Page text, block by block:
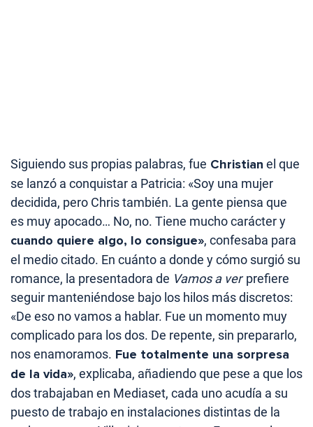
Siguiendo sus propias palabras, fue Christian el que
se lanzó a conquistar a Patricia: «Soy una mujer
decidida, pero Chris también. La gente piensa que
es muy apocado… No, no. Tiene mucho carácter y
cuando quiere algo, lo consigue», confesaba para
el medio citado. En cuánto a donde y cómo surgió su
romance, la presentadora de Vamos a verprefiere
seguir manteniéndose bajo los hilos más discretos:
«De eso no vamos a hablar. Fue un momento muy
complicado para los dos. De repente, sin prepararlo,
nos enamoramos. Fue totalmente una sorpresa
de la vida», explicaba, añadiendo que pese a que los
dos trabajaban en Mediaset, cada uno acudía a su
puesto de trabajo en instalaciones distintas de la